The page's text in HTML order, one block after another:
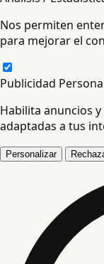
Nos permiten
para mejorar el
Publicidad
Habilita anuncios
adaptadas a tus
Personalizar